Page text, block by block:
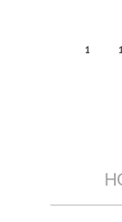
1 1